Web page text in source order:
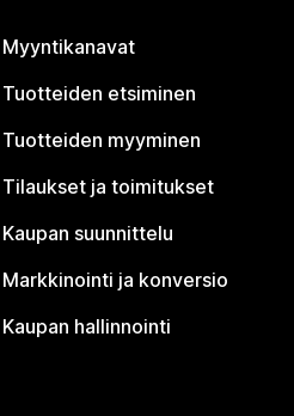
Myyntikanavat
Tuotteiden etsiminen
Tuotteiden myyminen
Tilaukset ja toimitukset
Kaupan suunnittelu
Markkinointi ja konversio
Kaupan hallinnointi